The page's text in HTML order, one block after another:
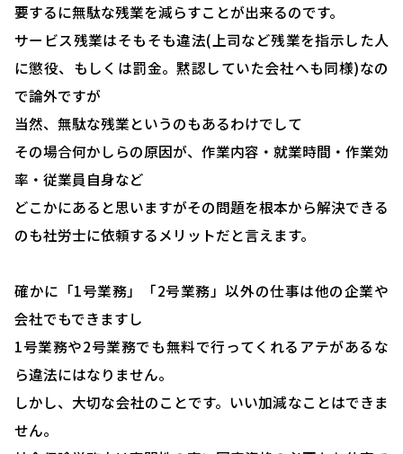
HOME
助成金について
就業規則について
採用コンサルティング
人事評価制度について
確定拠出型年金について
要するに無駄な残業を減らすことが出来るのです。
サービス残業はそもそも違法(上司など残業を指示した人
に懲役、もしくは罰金。黙認していた会社へも同様)なの
で論外ですが
当然、無駄な残業というのもあるわけでして
その場合何かしらの原因が、作業内容・就業時間・作業効
率・従業員自身など
どこかにあると思いますがその問題を根本から解決できる
のも社労士に依頼するメリットだと言えます。
確かに「1号業務」「2号業務」以外の仕事は他の企業や
会社でもできますし
1号業務や2号業務でも無料で行ってくれるアテがあるな
ら違法にはなりません。
しかし、大切な会社のことです。いい加減なことはできま
せん。